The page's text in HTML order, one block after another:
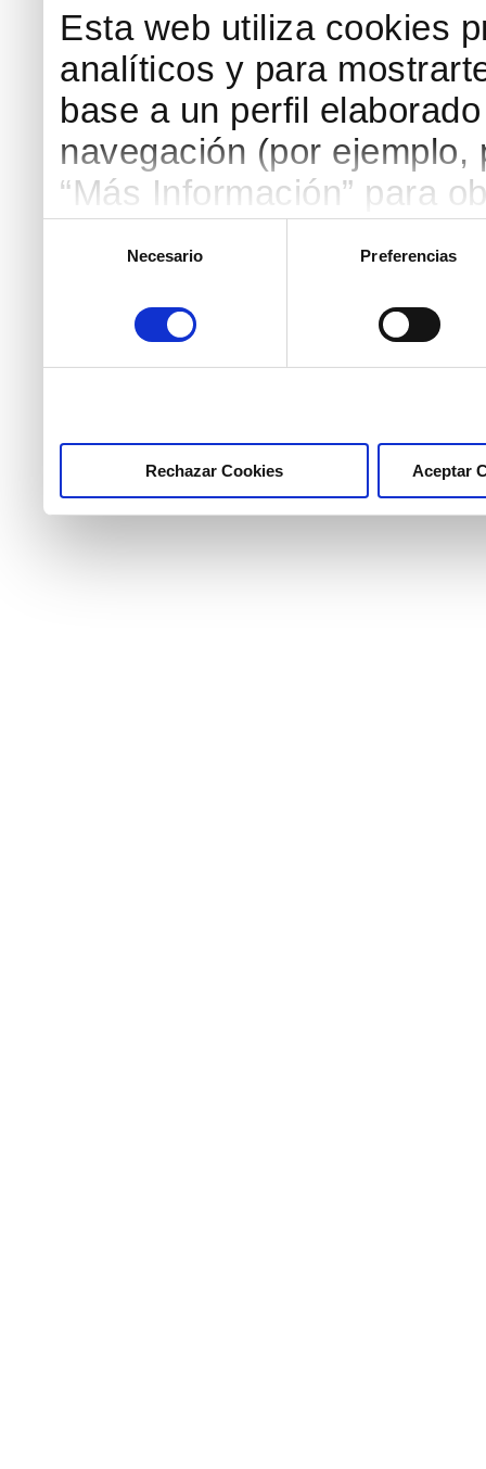
Esta web utiliza cookies
analíticos y para
base a un perfil
navegación (por
“Más Información” para
necesarias haciendo
marcar las casillas de
Necesario Preferencias
Rechazar Cookies Aceptar